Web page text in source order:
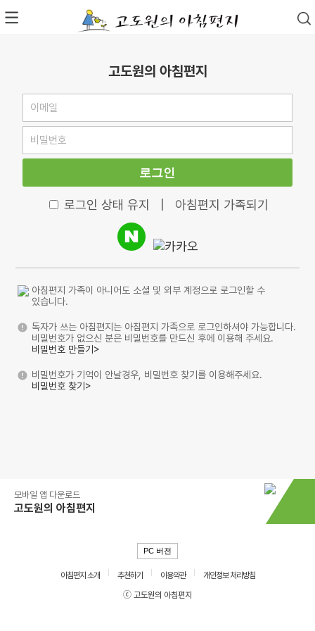
고도원의 아침편지
로그인
로그인 상태 유지 아침편지 가족되기
아침편지 가족이 아니어도 소셜 및 외부 계정으로 로그인할 수
있습니다.
독자가 쓰는 아침편지는 아침편지 가족으로 로그인하셔야 가능합니다.
비밀번호가 없으신 분은 비밀번호를 만드신 후에 이용해 주세요.
비밀번호 만들기>
비밀번호가 기억이 안날경우, 비밀번호 찾기를 이용해주세요.
비밀번호 찾기>
모바일 앱 다운로드
고도원의 아침편지
PC 버전
아침편지 소개 추천하기 이용약관
개인정보 처리방침
ⓒ 고도원의 아침편지